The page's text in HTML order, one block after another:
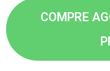
COMPRE